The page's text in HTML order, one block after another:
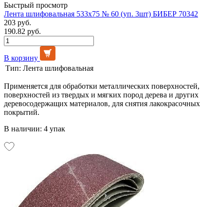
Быстрый просмотр
Лента шлифовальная 533х75 № 60 (уп. 3шт) БИБЕР 70342
203 руб.
190.82 руб.
В корзину
Тип: Лента шлифовальная
Применяется для обработки металлических поверхностей,
поверхностей из твердых и мягких пород дерева и других
деревосодержащих материалов, для снятия лакокрасочных
покрытий.
В наличии: 4 упак